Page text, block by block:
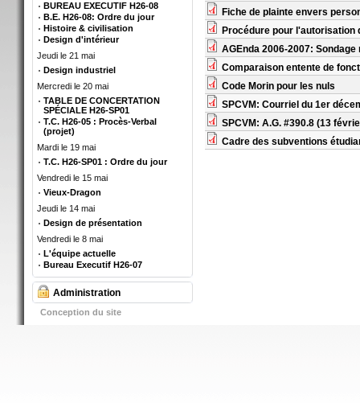
BUREAU EXECUTIF H26-08
B.E. H26-08: Ordre du jour
Histoire & civilisation
Design d'intérieur
Jeudi le 21 mai
Design industriel
Mercredi le 20 mai
TABLE DE CONCERTATION
SPÉCIALE H26-SP01
T.C. H26-05 : Procès-Verbal
(projet)
Mardi le 19 mai
T.C. H26-SP01 : Ordre du jour
Vendredi le 15 mai
Vieux-Dragon
Jeudi le 14 mai
Design de présentation
Vendredi le 8 mai
L'équipe actuelle
Bureau Executif H26-07
Administration
Conception du site
Fiche de plainte envers
Procédure pour
AGEnda 2006-2007:
Comparaison entente de
Code Morin pour les nuls
SPCVM: Courriel du 1er
SPCVM: A.G. #390.8 (13
Cadre des subventions